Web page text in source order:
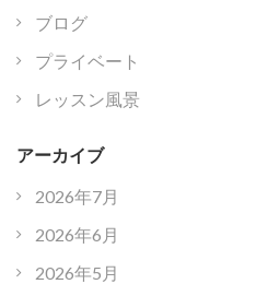
ブログ
プライベート
レッスン風景
アーカイブ
2026年7月
2026年6月
2026年5月